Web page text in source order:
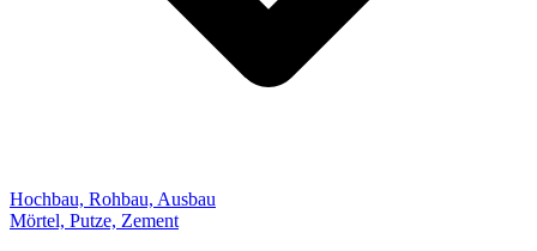
Hochbau, Rohbau, Ausbau
Mörtel, Putze, Zement